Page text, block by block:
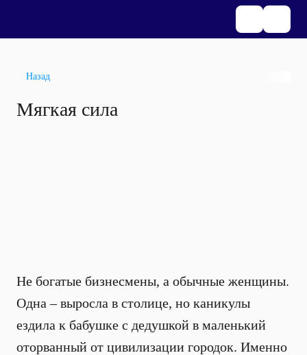
Назад
Мягкая сила
Не богатые бизнесмены, а обычные женщины.
Одна – выросла в столице, но каникулы
ездила к бабушке с дедушкой в маленький
оторванный от цивилизации городок. Именно